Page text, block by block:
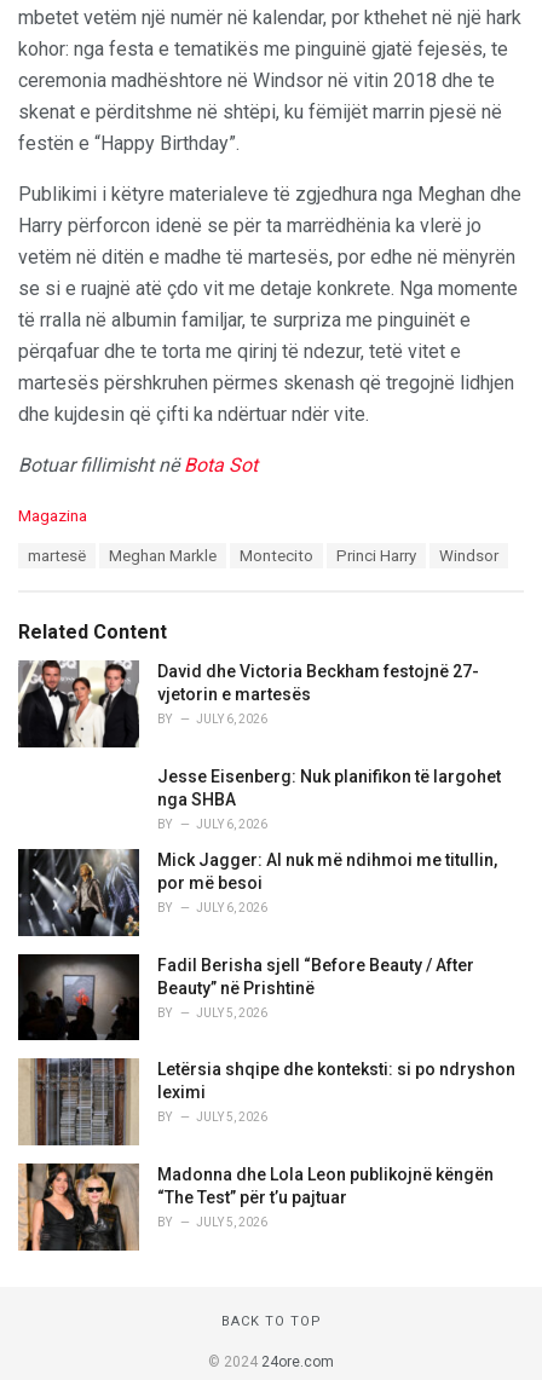
mbetet vetëm një numër në kalendar, por kthehet në një hark
kohor: nga festa e tematikës me pinguinë gjatë fejesës, te
ceremonia madhështore në Windsor në vitin 2018 dhe te
skenat e përditshme në shtëpi, ku fëmijët marrin pjesë në
festën e “Happy Birthday”.
Publikimi i këtyre materialeve të zgjedhura nga Meghan dhe
Harry përforcon idenë se për ta marrëdhënia ka vlerë jo
vetëm në ditën e madhe të martesës, por edhe në mënyrën
se si e ruajnë atë çdo vit me detaje konkrete. Nga momente
të rralla në albumin familjar, te surpriza me pinguinët e
përqafuar dhe te torta me qirinj të ndezur, tetë vitet e
martesës përshkruhen përmes skenash që tregojnë lidhjen
dhe kujdesin që çifti ka ndërtuar ndër vite.
Botuar fillimisht nëBota Sot
C
o
r
i
e
s
:
Magazina
:
martesë Meghan Markle Montecito Princi Harry Windsor
Related Content
David dhe Victoria Beckham festojnë 27-
vjetorin e martesës
BY JULY 6, 2026
Jesse Eisenberg: Nuk planifikon të largohet
nga SHBA
BY JULY 6, 2026
Mick Jagger: AI nuk më ndihmoi me titullin,
por më besoi
BY JULY 6, 2026
Fadil Berisha sjell “Before Beauty / After
Beauty” në Prishtinë
BY JULY 5, 2026
Letërsia shqipe dhe konteksti: si po ndryshon
leximi
BY JULY 5, 2026
Madonna dhe Lola Leon publikojnë këngën
“The Test” për t’u pajtuar
BY JULY 5, 2026
BACK TO TOP
© 2024 24ore.com